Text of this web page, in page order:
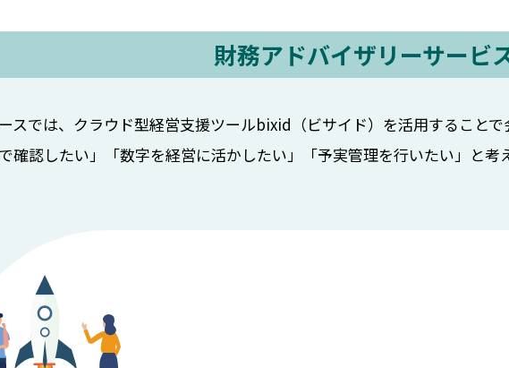
財務アドバイザリーサービ
スでは、クラウド型経営支援ツールbixid（ビサイド）を活用すること
確認したい」「数字を経営に活かしたい」「予実管理を行いたい」と考